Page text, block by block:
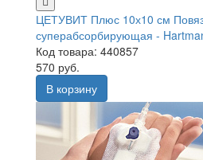
ЦЕТУВИТ Плюс 10х10 см
суперабсорбирующая -
Код товара: 440857
570 руб.
В корзину